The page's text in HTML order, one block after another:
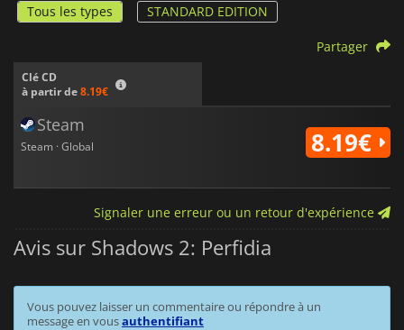
Tous les types STANDARD EDITION
Clé CD
à partir de8.19€
Partager
Steam
Steam · Global 8.19€
Signaler une erreur ou un retour d'expérience
Avis sur Shadows 2: Perfidia
Vous pouvez laisser un commentaire ou répondre à un
message en vousauthentifiant